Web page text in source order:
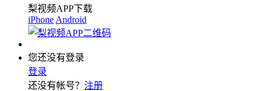
梨视频APP下载
iPhone Android
您还没有登录
登录
还没有帐号？ 注册